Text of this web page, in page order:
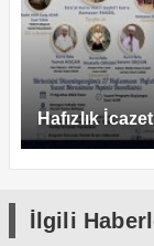
Hafızlık
İlgili